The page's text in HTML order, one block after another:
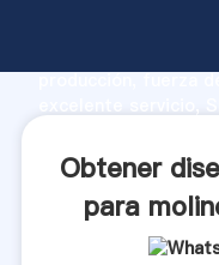
producción, fuerza
el valor y aporta
Obtener
para